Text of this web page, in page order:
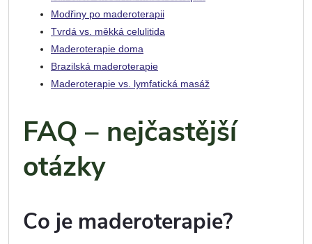
Modřiny po maderoterapii
Tvrdá vs. měkká celulitida
Maderoterapie doma
Brazilská maderoterapie
Maderoterapie vs. lymfatická masáž
FAQ – nejčastější
otázky
Co je maderoterapie?